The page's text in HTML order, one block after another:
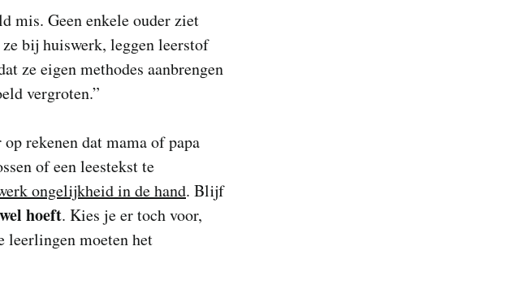
mis. Geen enkele ouder ziet
bij huiswerk, leggen leerstof
ze eigen methodes aanbrengen
vergroten.”
rekenen dat mama of papa
of een leestekst te
ongelijkheid in de hand. Blijf
hoeft. Kies je er toch voor,
leerlingen moeten het